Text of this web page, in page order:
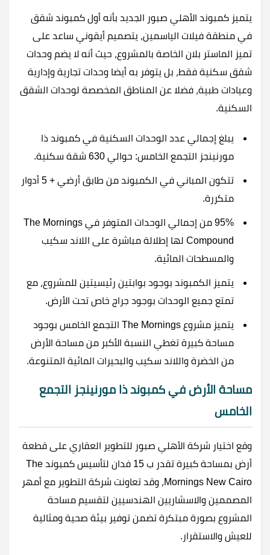
يتميز كمبوند الأهلي صبور الجديد بأنه أول كمبوند شقق
في منطقة فيلات الياسمين، يتصميم أيقوني ساعد على
تميز الماستر بلان الخاصة بالمشروع، حيث أنه لا يضم وحدات
شقق سكنية فقط، بل يتوفر به أيضا وحدات تجارية وإدارية
وعيادات طبية، فضلا عن المناطق المخصصة لوحدات الشقق
السكنية.
يبلغ إجمالي عدد الوحدات السكنية في كمبوند ذا
مورنينجز التجمع الخامس: حوالي 630 شقة سكنية.
تتكون المباني في الكمبوند من طابق أرضي + 5 أدوار
متكررة.
95% من إجمالي الوحدات المتوفر في The Mornings
Compound لها إطلالة مباشرة على اللاند سكيب
والمسطحات المائية.
يتميز الكمبوند بوجود بوابتين رئيسيتين للمشروع، مع
تمتع جميع الوحدات بوجود جراج خاص تحت الأرض.
يتميز مشروع The Mornings التجمع الخامس بوجود
مساحة كبيرة تغطي النسبة الأكبر من مساحة الأرض
من الخضرة واللاند سكيب والبحيرات المائية المتنوعة.
مساحة الأرض في كمبوند ذا مورنينجز التجمع
الخامس
وقع اختيار شركة الأهلي صبور للتطوير العقاري على قطعة
أرض بمساحة كبيرة تقدر ب 15 فدان لتأسيس كمبوند The
Mornings New Cairo، وقد تعاونت شركة التطوير مع أمهر
المصممين والاسشاريين الهندسيين لتقسيم مساحة
المشروع بصورة مبتكرة تضمن توفير بيئة صحية ومثالية
للعيش والاستقرار.